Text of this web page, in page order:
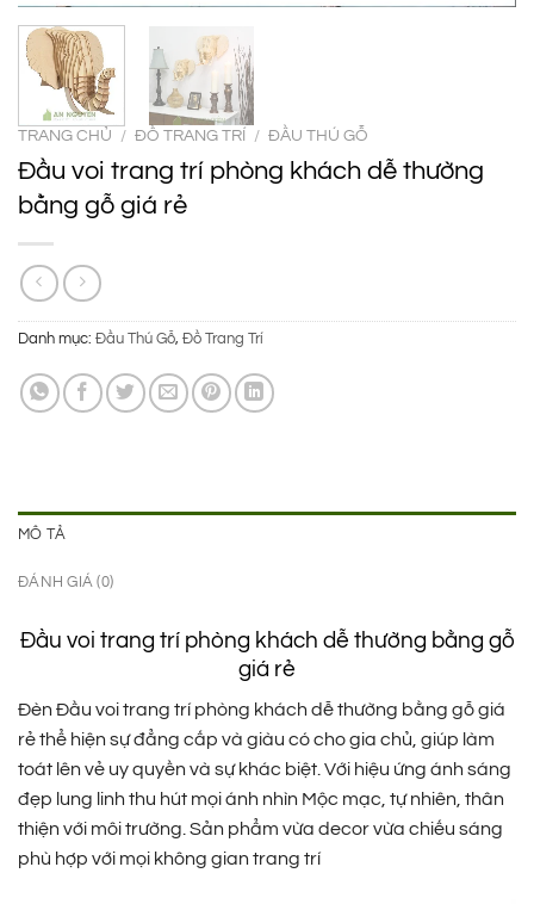
TRANG CHỦ / ĐỒ TRANG TRÍ / ĐẦU THÚ GỖ
Đầu voi trang trí phòng khách dễ thường
bằng gỗ giá rẻ
Danh mục: Đầu Thú Gỗ, Đồ Trang Trí
MÔ TẢ
ĐÁNH GIÁ (0)
Đầu voi trang trí phòng khách dễ thường bằng gỗ
giá rẻ
Đèn Đầu voi trang trí phòng khách dễ thường bằng gỗ giá
rẻ thể hiện sự đẳng cấp và giàu có cho gia chủ, giúp làm
toát lên vẻ uy quyền và sự khác biệt. Với hiệu ứng ánh sáng
đẹp lung linh thu hút mọi ánh nhìn Mộc mạc, tự nhiên, thân
thiện với môi trường. Sản phẩm vừa decor vừa chiếu sáng
phù hợp với mọi không gian trang trí